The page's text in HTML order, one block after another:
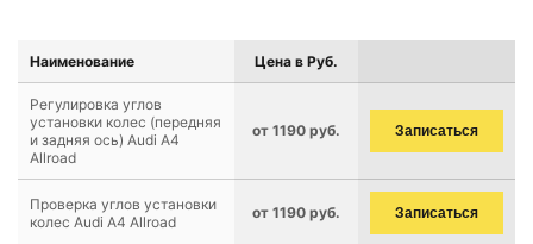
Наименование Цена в Руб.
Регулировка углов
установки колес (передняя
и задняя ось) Audi A4
Allroad
от 1190 руб. Записаться
Проверка углов установки
колес Audi A4 Allroad
от 1190 руб. Записаться